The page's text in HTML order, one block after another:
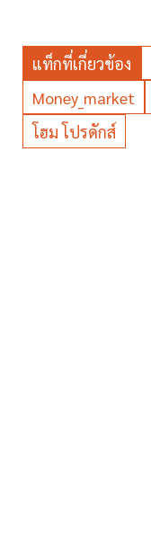
แท็กที่เกี่ยวข้อง
Money_market
โฮม โปรดักส์